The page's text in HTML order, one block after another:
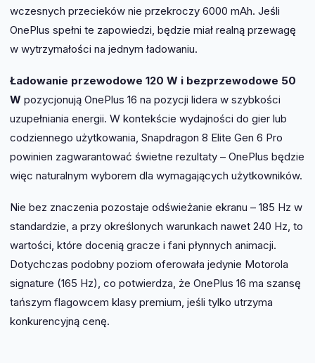
wczesnych przecieków nie przekroczy 6000 mAh. Jeśli
OnePlus spełni te zapowiedzi, będzie miał realną przewagę
w wytrzymałości na jednym ładowaniu.
Ładowanie przewodowe 120 W i bezprzewodowe 50
W pozycjonują OnePlus 16 na pozycji lidera w szybkości
uzupełniania energii. W kontekście wydajności do gier lub
codziennego użytkowania, Snapdragon 8 Elite Gen 6 Pro
powinien zagwarantować świetne rezultaty – OnePlus będzie
więc naturalnym wyborem dla wymagających użytkowników.
Nie bez znaczenia pozostaje odświeżanie ekranu – 185 Hz w
standardzie, a przy określonych warunkach nawet 240 Hz, to
wartości, które docenią gracze i fani płynnych animacji.
Dotychczas podobny poziom oferowała jedynie Motorola
signature (165 Hz), co potwierdza, że OnePlus 16 ma szansę
tańszym flagowcem klasy premium, jeśli tylko utrzyma
konkurencyjną cenę.